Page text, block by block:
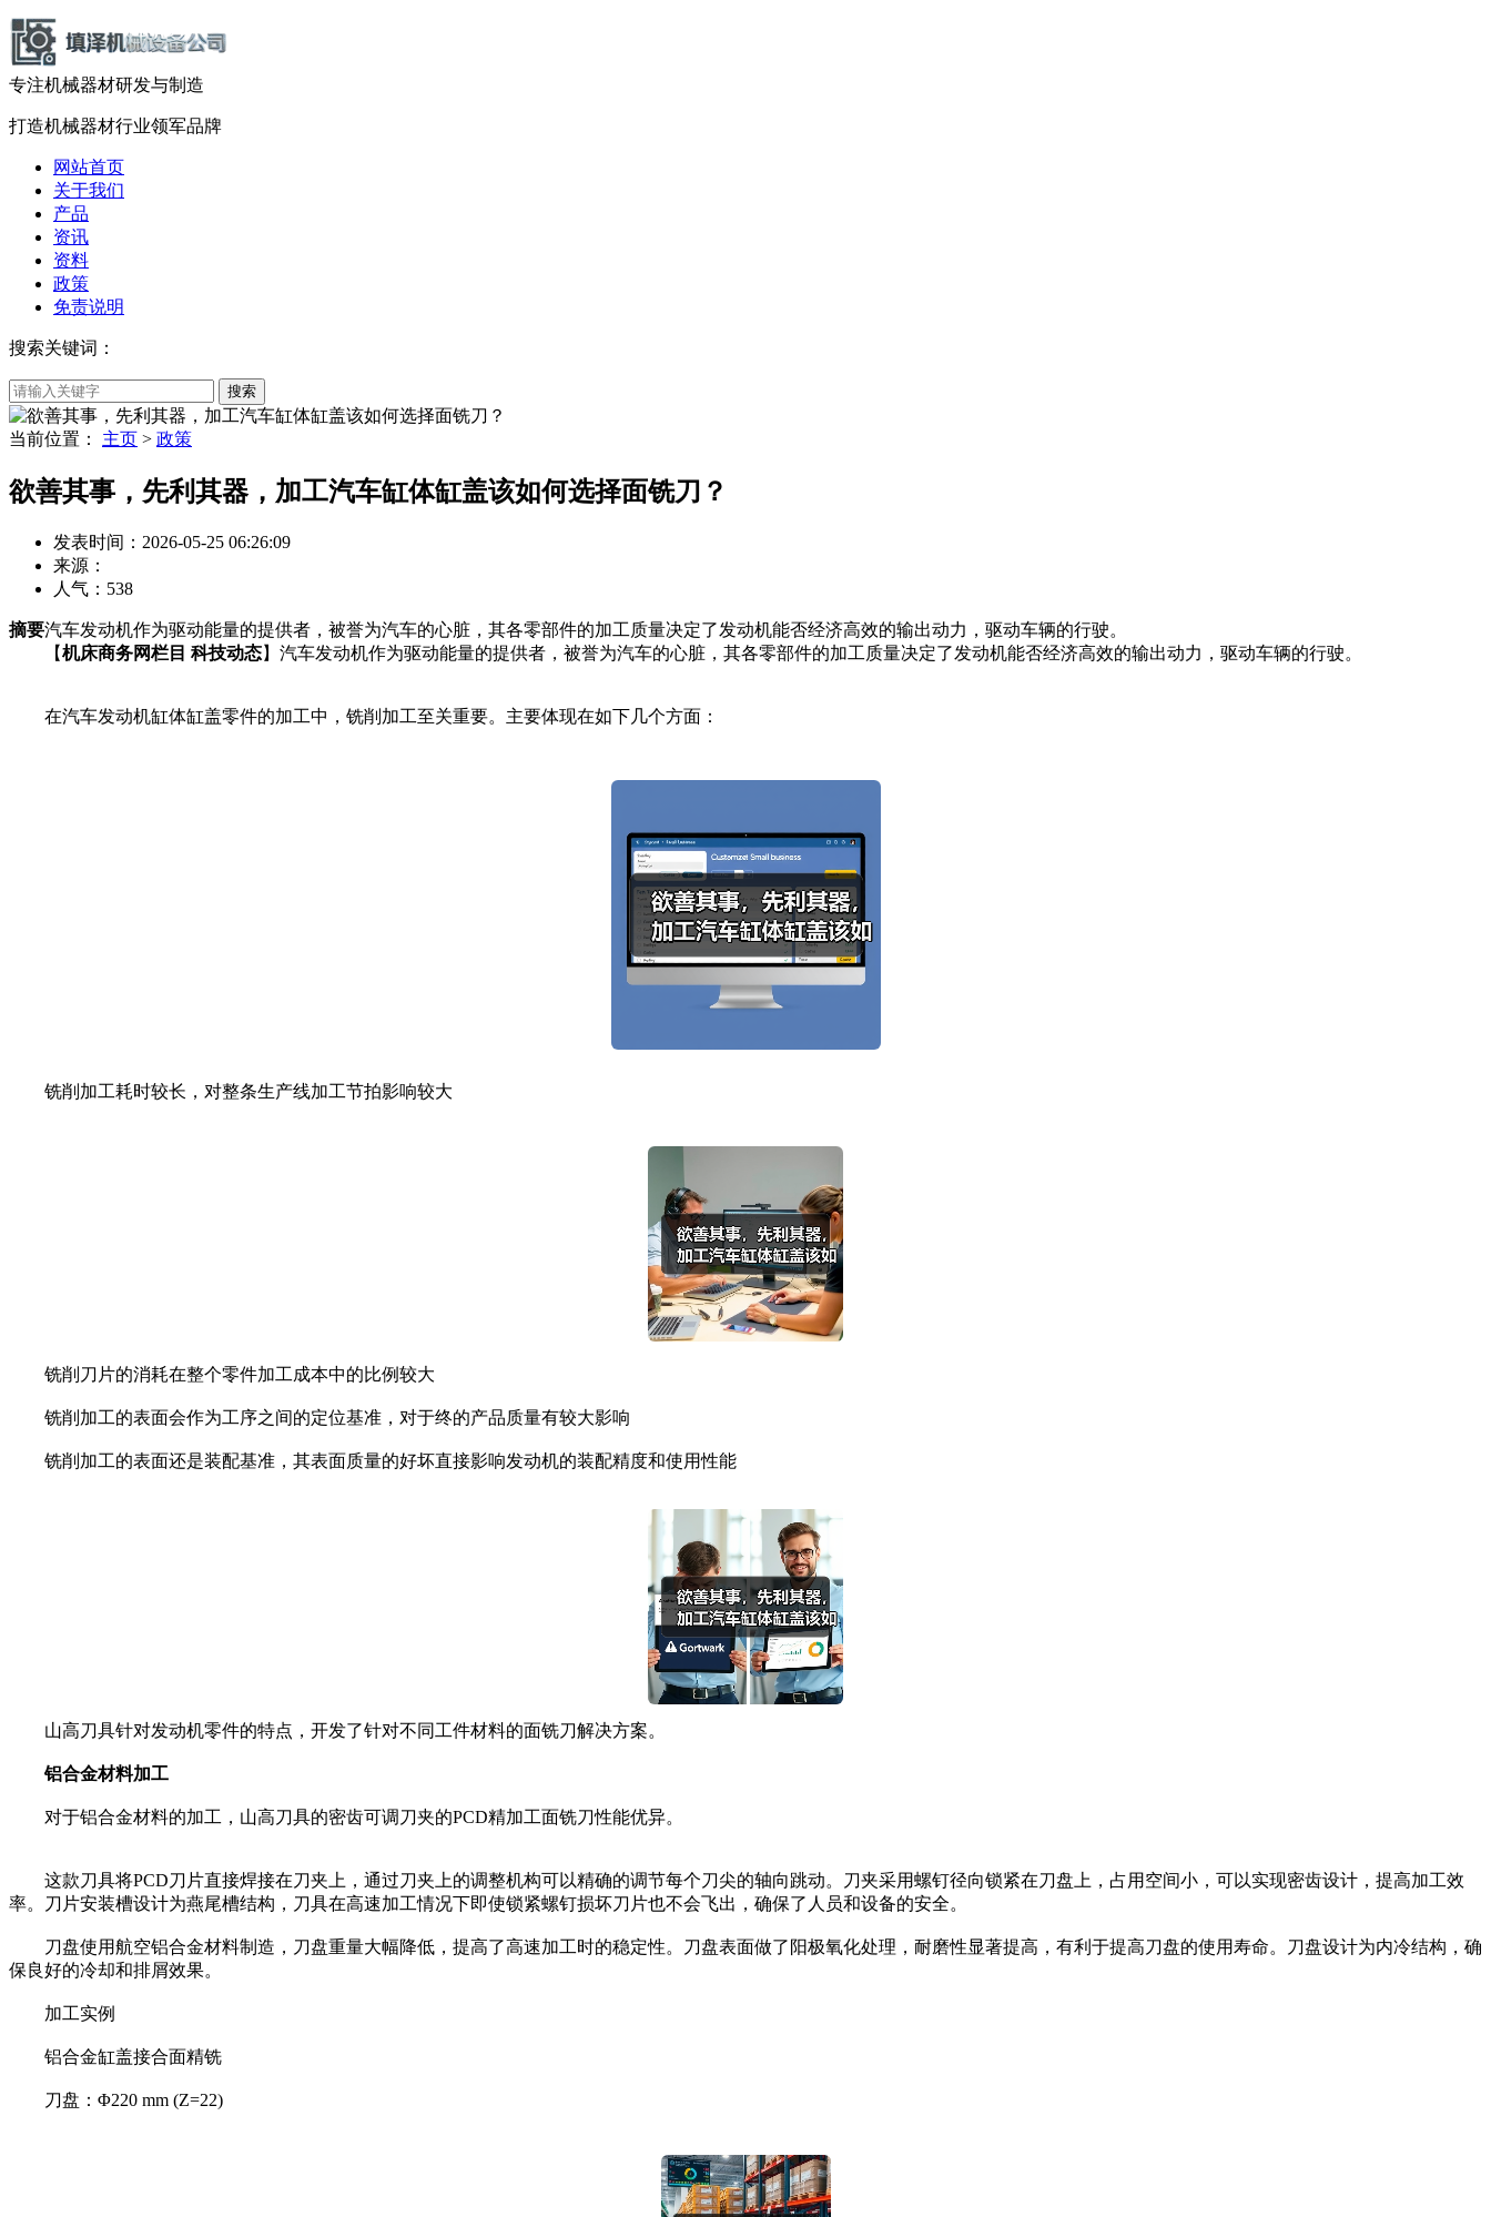
专注机械器材研发与制造
打造机械器材行业领军品牌
网站首页
关于我们
产品
资讯
资料
政策
免责说明
搜索关键词：
当前位置： 主页 > 政策
欲善其事，先利其器，加工汽车缸体缸盖该如何选择面铣刀？
发表时间：2026-05-25 06:26:09
来源：
人气： 538
摘要汽车发动机作为驱动能量的提供者，被誉为汽车的心脏，其各零部件的加工质量决定了发动机能否经济高效的输出动力，驱动车辆的行驶。
【机床商务网栏目 科技动态】汽车发动机作为驱动能量的提供者，被誉为汽车的心脏，其各零部件的加工质量决定了发动机能否经济高效的输出动力，驱动车辆的行驶。
在汽车发动机缸体缸盖零件的加工中，铣削加工至关重要。主要体现在如下几个方面：
铣削加工耗时较长，对整条生产线加工节拍影响较大
铣削刀片的消耗在整个零件加工成本中的比例较大
铣削加工的表面会作为工序之间的定位基准，对于终的产品质量有较大影响
铣削加工的表面还是装配基准，其表面质量的好坏直接影响发动机的装配精度和使用性能
山高刀具针对发动机零件的特点，开发了针对不同工件材料的面铣刀解决方案。
铝合金材料加工
对于铝合金材料的加工，山高刀具的密齿可调刀夹的PCD精加工面铣刀性能优异。
这款刀具将PCD刀片直接焊接在刀夹上，通过刀夹上的调整机构可以精确的调节每个刀尖的轴向跳动。刀夹采用螺钉径向锁紧在刀盘上，占用空间小，可以实现密齿设计，提高加工效
率。刀片安装槽设计为燕尾槽结构，刀具在高速加工情况下即使锁紧螺钉损坏刀片也不会飞出，确保了人员和设备的安全。
刀盘使用航空铝合金材料制造，刀盘重量大幅降低，提高了高速加工时的稳定性。刀盘表面做了阳极氧化处理，耐磨性显著提高，有利于提高刀盘的使用寿命。刀盘设计为内冷结构，确
保良好的冷却和排屑效果。
加工实例
铝合金缸盖接合面精铣
刀盘：Φ220 mm (Z=22)